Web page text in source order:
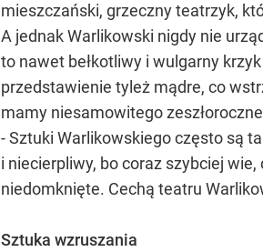
mieszczański, grzeczny teatrzyk,
A jednak Warlikowski nigdy nie
to nawet bełkotliwy i wulgarny
przedstawienie tyleż mądre, co
mamy niesamowitego
- Sztuki Warlikowskiego często są
i niecierpliwy, bo coraz szybciej
niedomknięte. Cechą teatru
Sztuka wzruszania